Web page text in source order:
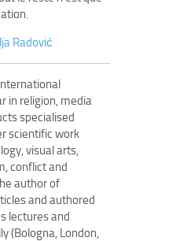
Radović
in religion, media
specialised
scientific work
visual arts,
conflict and
author of
and authored
lectures and
(Bologna, London,